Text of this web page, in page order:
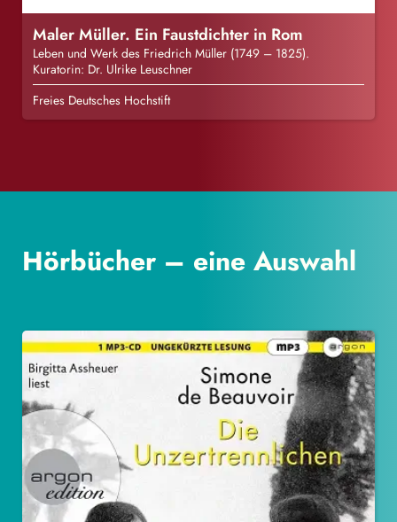
Maler Müller. Ein Faustdichter in Rom
Leben und Werk des Friedrich Müller (1749 – 1825).
Kuratorin: Dr. Ulrike Leuschner
Freies Deutsches Hochstift
Hörbücher – eine Auswahl